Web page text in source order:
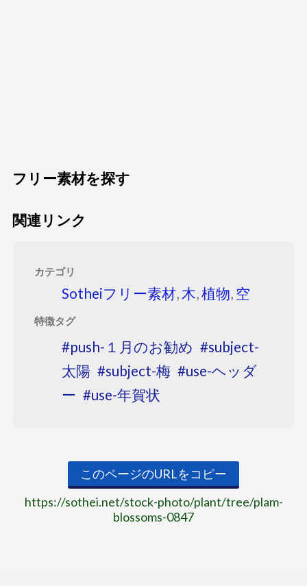
フリー素材を探す
関連リンク
カテゴリ
Sotheiフリー素材, 木,植物, 空
特徴タグ
push-１月のお勧め
subject-
太陽
subject-梅
use-ヘッダ
ー
use-年賀状
このページのURLをコピー
https://sothei.net/stock-photo/plant/tree/plam-
blossoms-0847